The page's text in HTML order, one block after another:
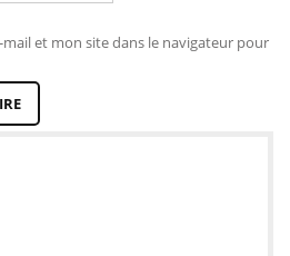
et mon site dans le navigateur pour